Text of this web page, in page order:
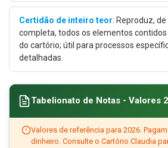
Certidão de inteiro teor: Reproduz,
completa, todos os elementos
do cartório; útil para processos
detalhadas.
Tabelionato de Notas - Valores
Valores de referência para 2026.
dinheiro. Consulte o Cartório Claudia